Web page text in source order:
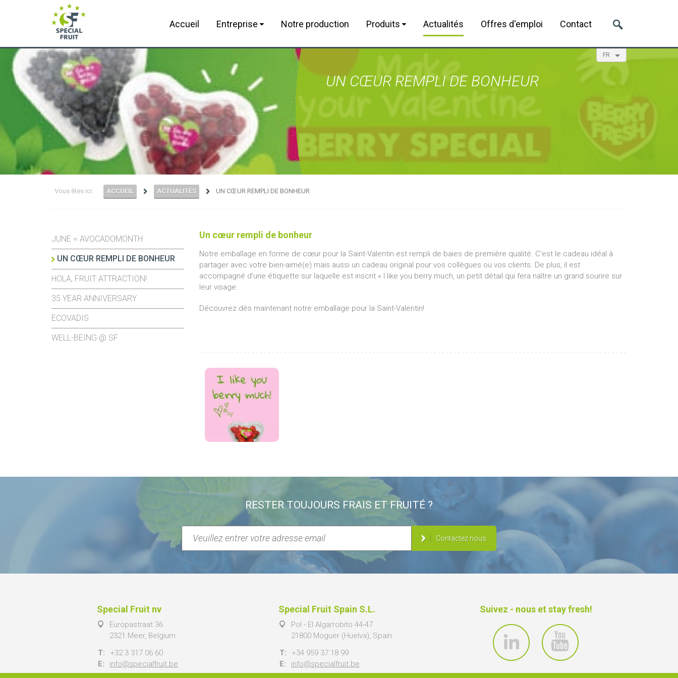
Accueil Entreprise Notre production Produits Actualités Offres d'emploi Contact
FR
NL
EN
ES
UN CŒUR REMPLI DE BONHEUR
Vous êtes ici: ACCUEIL ACTUALITÉS UN CŒUR REMPLI DE BONHEUR
JUNE = AVOCADOMONTH
UN CŒUR REMPLI DE BONHEUR
HOLA, FRUIT ATTRACTION!
35 YEAR ANNIVERSARY
ECOVADIS
WELL-BEING @ SF
Un cœur rempli de bonheur
Notre emballage en forme de cœur pour la Saint-Valentin est rempli de baies de première qualité. C'est le cadeau idéal à
partager avec votre bien-aimé(e) mais aussi un cadeau original pour vos collègues ou vos clients. De plus, il est
accompagné d'une étiquette sur laquelle est inscrit « I like you berry much, un petit détail qui fera naître un grand sourire sur
leur visage.
Découvrez dès maintenant notre emballage pour la Saint-Valentin!
RESTER TOUJOURS FRAIS ET FRUITÉ ?
Contactez nous
Special Fruit nv
Europastraat 36
2321 Meer, Belgium
T:
+32 3 317 06 60
E:
info@specialfruit.be
Special Fruit Spain S.L.
Pol - El Algarrobito 44-47
21800 Moguer (Huelva), Spain
T:
+34 959 37 18 99
E:
info@specialfruit.be
Suivez - nous et stay fresh!